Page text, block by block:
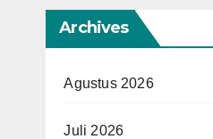
Archives
Agustus 2026
Juli 2026